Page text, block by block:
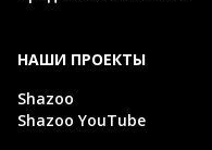
НАШИ ПРОЕКТЫ
Shazoo
Shazoo YouTube